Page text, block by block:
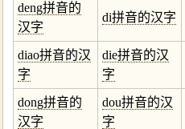
deng拼音的
汉字
di拼音的汉字
diao拼音的汉
字
die拼音的汉
字
dong拼音的
汉字
dou拼音的汉
字